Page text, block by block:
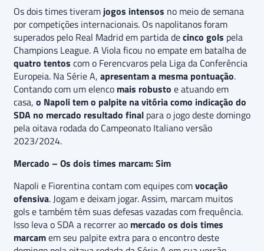
Os dois times tiveram jogos intensos no meio de semana
por competições internacionais. Os napolitanos foram
superados pelo Real Madrid em partida decinco gols pela
Champions League. A Viola ficou no empate em batalha de
quatro tentos com o Ferencvaros pela Liga da Conferência
Europeia. Na Série A, apresentam a mesma pontuação.
Contando com um elenco mais robusto e atuando em
casa, o Napoli tem o palpite na vitória como indicação do
SDA no mercado resultado final para o jogo deste domingo
pela oitava rodada do Campeonato Italiano versão
2023/2024.
Mercado – Os dois times marcam: Sim
Napoli e Fiorentina contam com equipes comvocação
ofensiva. Jogam e deixam jogar. Assim, marcam muitos
gols e também têm suas defesas vazadas com frequência.
Isso leva o SDA a recorrer ao mercado os dois times
marcamem seu palpite extra para o encontro deste